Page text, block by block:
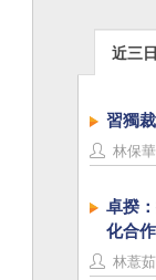
近三日
習獨
林保華
卓揆
化合作
林薏茹